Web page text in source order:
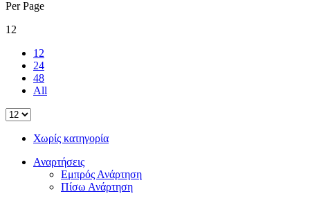
Per Page
12
12
24
48
All
Χωρίς κατηγορία
Αναρτήσεις
Εμπρός Ανάρτηση
Πίσω Ανάρτηση